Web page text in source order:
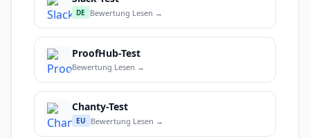
DE Bewertung Lesen →
ProofHub-Test
Bewertung Lesen →
Chanty-Test
EU Bewertung Lesen →